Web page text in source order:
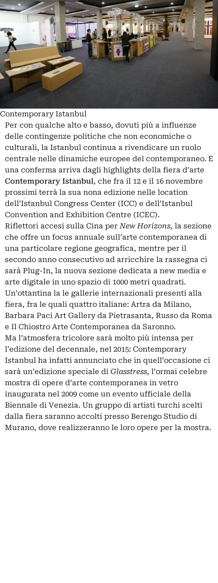
Contemporary Istanbul
Per con qualche alto e basso, dovuti più a influenze
delle contingenze politiche che non economiche o
culturali, la Istanbul continua a rivendicare un ruolo
centrale nelle dinamiche europee del contemporaneo. E
una conferma arriva dagli highlights della fiera d’arte
Contemporary Istanbul, che fra il 12 e il 16 novembre
prossimi terrà la sua nona edizione nelle location
dell’Istanbul Congress Center (ICC) e dell’Istanbul
Convention and Exhibition Centre (ICEC).
Riflettori accesi sulla Cina perNew Horizons, la sezione
che offre un focus annuale sull’arte contemporanea di
una particolare regione geografica, mentre per il
secondo anno consecutivo ad arricchire la rassegna ci
sarà Plug-In, la nuova sezione dedicata a new media e
arte digitale in uno spazio di 1000 metri quadrati.
Un’ottantina la le gallerie internazionali presenti alla
fiera, fra le quali quattro italiane: Artra da Milano,
Barbara Paci Art Gallery da Pietrasanta, Russo da Roma
e Il Chiostro Arte Contemporanea da Saronno.
Ma l’atmosfera tricolore sarà molto più intensa per
l’edizione del decennale, nel 2015: Contemporary
Istanbul ha infatti annunciato che in quell’occasione ci
sarà un’edizione speciale di Glasstress, l’ormai celebre
mostra di opere d’arte contemporanea in vetro
inaugurata nel 2009 come un evento ufficiale della
Biennale di Venezia. Un gruppo di artisti turchi scelti
dalla fiera saranno accolti presso Berengo Studio di
Murano, dove realizzeranno le loro opere per la mostra.